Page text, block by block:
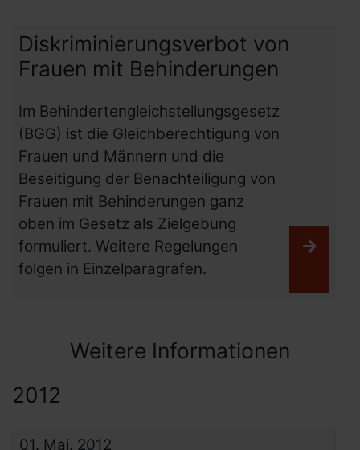
Diskriminierungsverbot von
Frauen mit Behinderungen
Im Behindertengleichstellungsgesetz
(BGG) ist die Gleichberechtigung von
Frauen und Männern und die
Beseitigung der Benachteiligung von
Frauen mit Behinderungen ganz
oben im Gesetz als Zielgebung
formuliert. Weitere Regelungen
folgen in Einzelparagrafen.
Weitere Informationen
2012
01. Mai. 2012